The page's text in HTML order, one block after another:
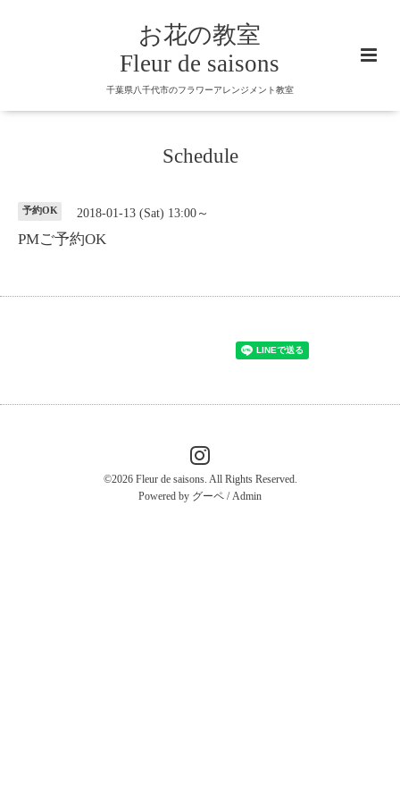
お花の教室
Fleur de saisons
千葉県八千代市のフラワーアレンジメント教室
Schedule
予約OK 2018-01-13 (Sat) 13:00～
PMご予約OK
©2026 Fleur de saisons. All Rights Reserved.
Powered by グーペ /Admin